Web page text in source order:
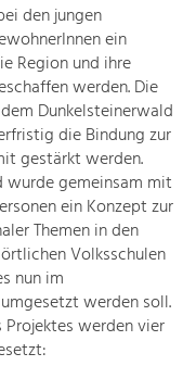
den jungen
ein
Region und ihre
werden. Die
Dunkelsteinerwald
die Bindung zur
gestärkt werden.
wurde gemeinsam mit
ein Konzept zur
Themen in den
Volksschulen
nun im
werden soll.
Projektes werden vier